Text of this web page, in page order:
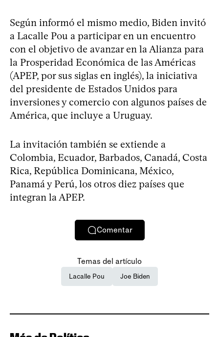
Según informó el mismo medio, Biden invitó
a Lacalle Pou a participar en un encuentro
con el objetivo de avanzar en la Alianza para
la Prosperidad Económica de las Américas
(APEP, por sus siglas en inglés), la iniciativa
del presidente de Estados Unidos para
inversiones y comercio con algunos países de
América, que incluye a Uruguay.
La invitación también se extiende a
Colombia, Ecuador, Barbados, Canadá, Costa
Rica, República Dominicana, México,
Panamá y Perú, los otros diez países que
integran la APEP.
Comentar
Temas del artículo
Lacalle Pou Joe Biden